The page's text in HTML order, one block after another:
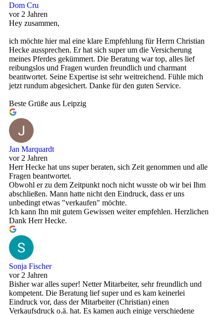
Dom Cru
vor 2 Jahren
Hey zusammen,
ich möchte hier mal eine klare Empfehlung für Herrn Christian
Hecke aussprechen. Er hat sich super um die Versicherung
meines Pferdes gekümmert. Die Beratung war top, alles lief
reibungslos und Fragen wurden freundlich und charmant
beantwortet. Seine Expertise ist sehr weitreichend. Fühle mich
jetzt rundum abgesichert. Danke für den guten Service.
Beste Grüße aus Leipzig
Jan Marquardt
vor 2 Jahren
Herr Hecke hat uns super beraten, sich Zeit genommen und alle
Fragen beantwortet.
Obwohl er zu dem Zeitpunkt noch nicht wusste ob wir bei Ihm
abschließen. Mann hatte nicht den Eindruck, dass er uns
unbedingt etwas "verkaufen" möchte.
Ich kann Ihn mit gutem Gewissen weiter empfehlen. Herzlichen
Dank Herr Hecke.
Sonja Fischer
vor 2 Jahren
Bisher war alles super! Netter Mitarbeiter, sehr freundlich und
kompetent. Die Beratung lief super und es kam keinerlei
Eindruck vor, dass der Mitarbeiter (Christian) einen
Verkaufsdruck o.ä. hat. Es kamen auch einige verschiedene